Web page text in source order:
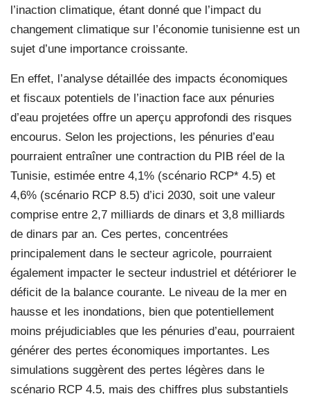
l’inaction climatique, étant donné que l’impact du
changement climatique sur l’économie tunisienne est un
sujet d’une importance croissante.
En effet, l’analyse détaillée des impacts économiques
et fiscaux potentiels de l’inaction face aux pénuries
d’eau projetées offre un aperçu approfondi des risques
encourus. Selon les projections, les pénuries d’eau
pourraient entraîner une contraction du PIB réel de la
Tunisie, estimée entre 4,1% (scénario RCP* 4.5) et
4,6% (scénario RCP 8.5) d’ici 2030, soit une valeur
comprise entre 2,7 milliards de dinars et 3,8 milliards
de dinars par an. Ces pertes, concentrées
principalement dans le secteur agricole, pourraient
également impacter le secteur industriel et détériorer le
déficit de la balance courante. Le niveau de la mer en
hausse et les inondations, bien que potentiellement
moins préjudiciables que les pénuries d’eau, pourraient
générer des pertes économiques importantes. Les
simulations suggèrent des pertes légères dans le
scénario RCP 4.5, mais des chiffres plus substantiels